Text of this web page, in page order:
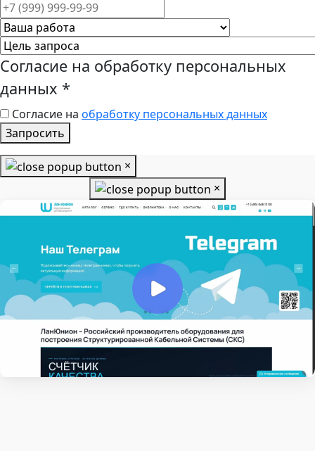
Согласие на обработку персональных
данных *
Согласие на обработку персональных данных
Запросить
×
×